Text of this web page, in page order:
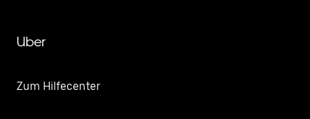
Uber
Zum Hilfecenter